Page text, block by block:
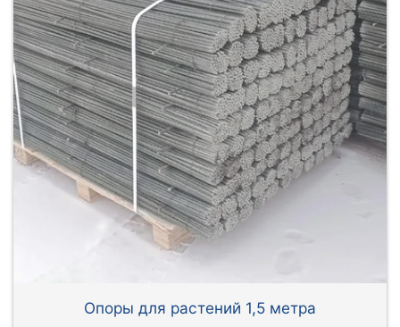
Опоры для растений 1,5 метра